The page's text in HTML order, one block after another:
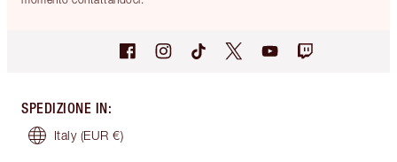
SPEDIZIONE IN:
Italy (EUR €)